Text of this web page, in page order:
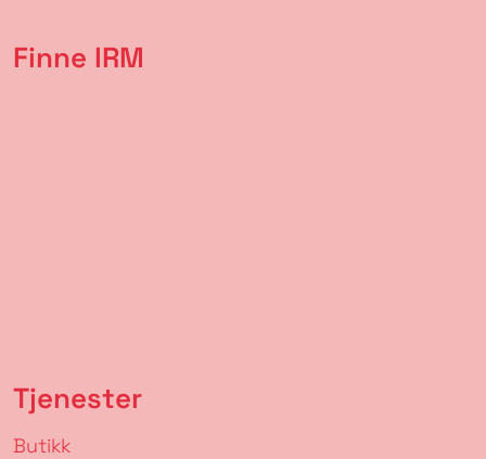
Finne IRM
Tjenester
Butikk